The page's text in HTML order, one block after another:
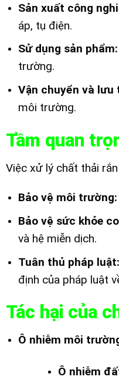
Sản xuất công
áp, tụ điện.
Sử dụng sản phẩm:
trường.
Vận chuyển và lưu
môi trường.
Tầm quan
Việc xử lý chất thải
Bảo vệ môi trường:
Bảo vệ sức khỏe
và hệ miễn dịch.
Tuân thủ pháp luật:
định của pháp luật
Tác hại của
Ô nhiễm môi
Ô nhiễm